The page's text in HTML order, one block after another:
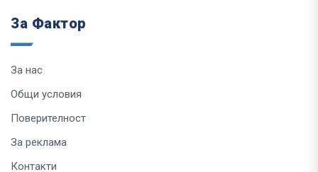
За Фактор
За нас
Общи условия
Поверителност
За реклама
Контакти